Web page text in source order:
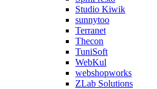
Studio Kiwik
sunnytoo
Terranet
Thecon
TuniSoft
WebKul
webshopworks
ZLab Solutions